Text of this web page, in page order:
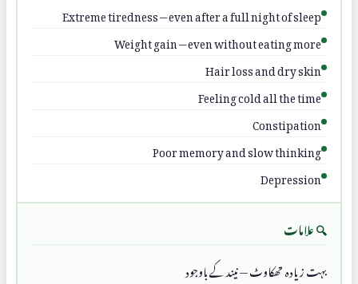
Extreme tiredness — even after a full night of sleep
Weight gain — even without eating more
Hair loss and dry skin
Feeling cold all the time
Constipation
Poor memory and slow thinking
Depression
🔍 علامات
بہت زیادہ تھکاوٹ — نیند کے باوجود